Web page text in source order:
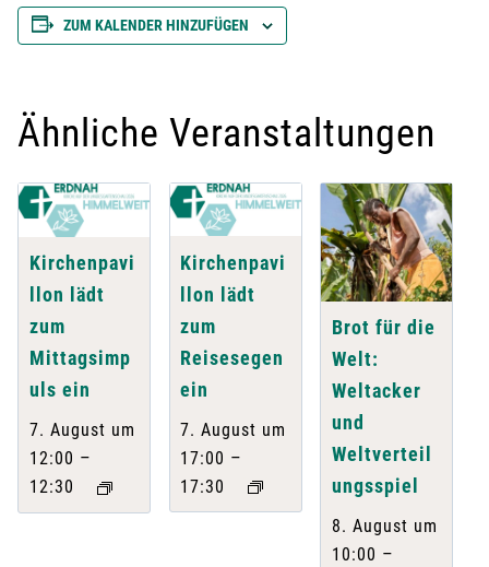
ZUM KALENDER HINZUFÜGEN
Ähnliche Veranstaltungen
Kirchenpavi
llon lädt
zum
Mittagsimp
uls ein
7. August um
12:00 –
12:30
Kirchenpavi
llon lädt
zum
Reisesegen
ein
7. August um
17:00 –
17:30
Brot für die
Welt:
Weltacker
und
Weltverteil
ungsspiel
8. August um
10:00 –